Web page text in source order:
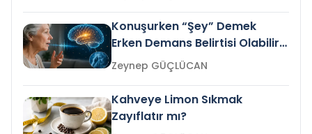
Konuşurken “Şey” Demek
Erken Demans Belirtisi Olabilir
mi?
Zeynep GÜÇLÜCAN
Kahveye Limon Sıkmak
Zayıflatır mı?